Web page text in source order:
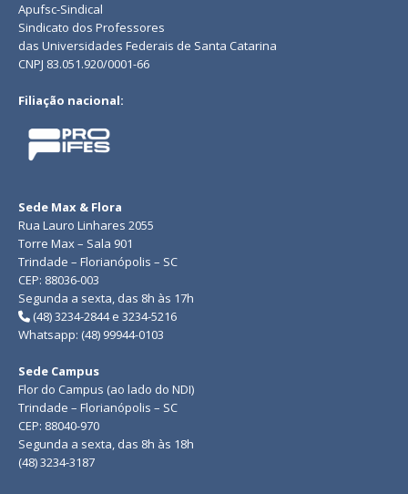
Apufsc-Sindical
Sindicato dos Professores
das Universidades Federais de Santa Catarina
CNPJ 83.051.920/0001-66
Filiação nacional:
Sede Max & Flora
Rua Lauro Linhares 2055
Torre Max – Sala 901
Trindade – Florianópolis – SC
CEP: 88036-003
Segunda a sexta, das 8h às 17h
(48) 3234-2844 e 3234-5216
Whatsapp: (48) 99944-0103
Sede Campus
Flor do Campus (ao lado do NDI)
Trindade – Florianópolis – SC
CEP: 88040-970
Segunda a sexta, das 8h às 18h
(48) 3234-3187